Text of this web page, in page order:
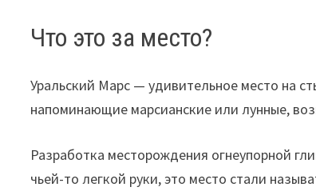
Что это за место?
Уральский Марс — удивительное место на
напоминающие марсианские или лунные,
Разработка месторождения огнеупорной
чьей-то легкой руки, это место стали